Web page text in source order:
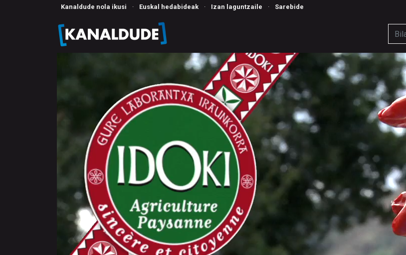
Kanaldude nola ikusi · Euskal hedabideak · Izan laguntzaile · Sarebide